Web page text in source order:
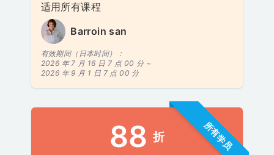
适用所有课程
Barroin san
有效期间（日本时间）：
2026 年 7 月 16 日 7 点 00 分 ~
2026 年 9 月 1 日 7 点 00 分
所有学员
88 折